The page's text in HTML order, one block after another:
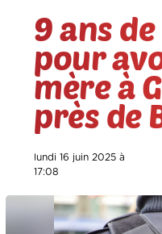
9 ans
pour
mère à
près de
lundi 16 juin 2025 à
17:08